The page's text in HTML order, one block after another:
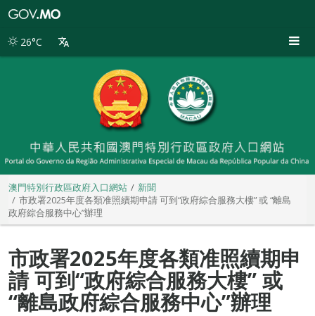
別
26°C
澳門特別行政區政府入口網站
新聞
市政署2025年度各類准照續期申請 可到“政府綜合服務大樓” 或 “離島
政府綜合服務中心”辦理
市政署2025年度各類准照續期申
請 可到“政府綜合服務大樓” 或
“離島政府綜合服務中心”辦理